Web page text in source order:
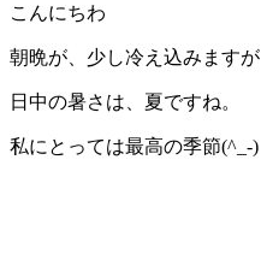
こんにちわ
朝晩が、少し冷え込みますが
日中の暑さは、夏ですね。
私にとっては最高の季節(^_-)